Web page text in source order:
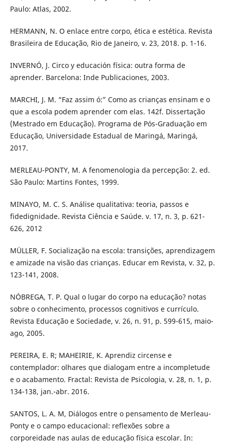
Paulo: Atlas, 2002.
HERMANN, N. O enlace entre corpo, ética e estética. Revista
Brasileira de Educação, Rio de Janeiro, v. 23, 2018. p. 1-16.
INVERNÓ, J. Circo y educación física: outra forma de
aprender. Barcelona: Inde Publicaciones, 2003.
MARCHI, J. M. “Faz assim ó:” Como as crianças ensinam e o
que a escola podem aprender com elas. 142f. Dissertação
(Mestrado em Educação). Programa de Pós-Graduação em
Educação, Universidade Estadual de Maringá, Maringá,
2017.
MERLEAU-PONTY, M. A fenomenologia da percepção: 2. ed.
São Paulo: Martins Fontes, 1999.
MINAYO, M. C. S. Análise qualitativa: teoria, passos e
fidedignidade. Revista Ciência e Saúde. v. 17, n. 3, p. 621-
626, 2012
MÜLLER, F. Socialização na escola: transições, aprendizagem
e amizade na visão das crianças. Educar em Revista, v. 32, p.
123-141, 2008.
NÓBREGA, T. P. Qual o lugar do corpo na educação? notas
sobre o conhecimento, processos cognitivos e currículo.
Revista Educação e Sociedade, v. 26, n. 91, p. 599-615, maio-
ago, 2005.
PEREIRA, E. R; MAHEIRIE, K. Aprendiz circense e
contemplador: olhares que dialogam entre a incompletude
e o acabamento. Fractal: Revista de Psicologia, v. 28, n. 1, p.
134-138, jan.-abr. 2016.
SANTOS, L. A. M, Diálogos entre o pensamento de Merleau-
Ponty e o campo educacional: reflexões sobre a
corporeidade nas aulas de educação física escolar. In: